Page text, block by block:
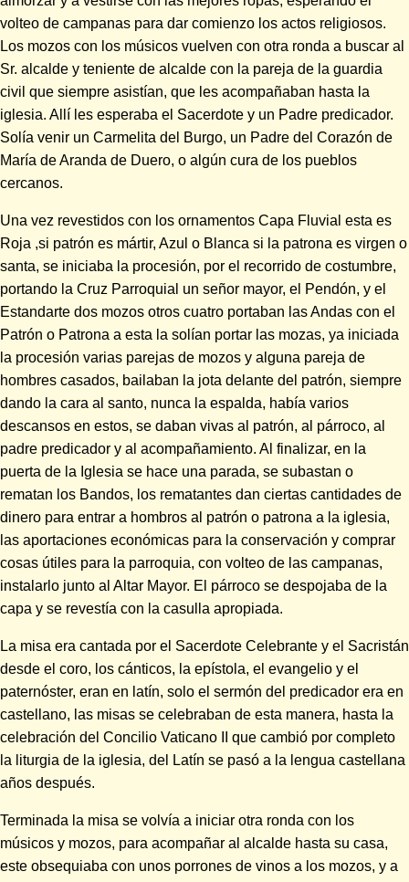
volteo de campanas para dar comienzo los actos religiosos.
Los mozos con los músicos vuelven con otra ronda a buscar al
Sr. alcalde y teniente de alcalde con la pareja de la guardia
civil que siempre asistían, que les acompañaban hasta la
iglesia. Allí les esperaba el Sacerdote y un Padre predicador.
Solía venir un Carmelita del Burgo, un Padre del Corazón de
María de Aranda de Duero, o algún cura de los pueblos
cercanos.
Una vez revestidos con los ornamentos Capa Fluvial esta es
Roja ,si patrón es mártir, Azul o Blanca si la patrona es virgen o
santa, se iniciaba la procesión, por el recorrido de costumbre,
portando la Cruz Parroquial un señor mayor, el Pendón, y el
Estandarte dos mozos otros cuatro portaban las Andas con el
Patrón o Patrona a esta la solían portar las mozas, ya iniciada
la procesión varias parejas de mozos y alguna pareja de
hombres casados, bailaban la jota delante del patrón, siempre
dando la cara al santo, nunca la espalda, había varios
descansos en estos, se daban vivas al patrón, al párroco, al
padre predicador y al acompañamiento. Al finalizar, en la
puerta de la Iglesia se hace una parada, se subastan o
rematan los Bandos, los rematantes dan ciertas cantidades de
dinero para entrar a hombros al patrón o patrona a la iglesia,
las aportaciones económicas para la conservación y comprar
cosas útiles para la parroquia, con volteo de las campanas,
instalarlo junto al Altar Mayor. El párroco se despojaba de la
capa y se revestía con la casulla apropiada.
La misa era cantada por el Sacerdote Celebrante y el Sacristán
desde el coro, los cánticos, la epístola, el evangelio y el
paternóster, eran en latín, solo el sermón del predicador era en
castellano, las misas se celebraban de esta manera, hasta la
celebración del Concilio Vaticano II que cambió por completo
la liturgia de la iglesia, del Latín se pasó a la lengua castellana
años después.
Terminada la misa se volvía a iniciar otra ronda con los
músicos y mozos, para acompañar al alcalde hasta su casa,
este obsequiaba con unos porrones de vinos a los mozos, y a